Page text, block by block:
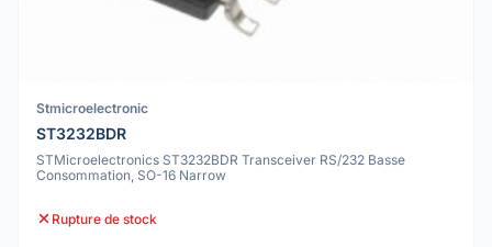
Stmicroelectronic
ST3232BDR
STMicroelectronics ST3232BDR Transceiver RS/232 Basse
Consommation, SO-16 Narrow
Rupture de stock